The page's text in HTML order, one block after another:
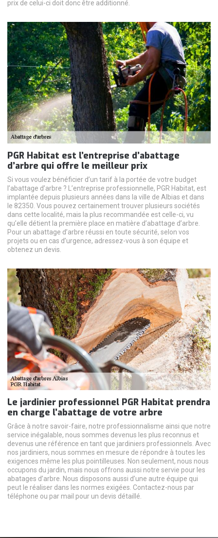
prix de celui-ci doit donc être additionné.
PGR Habitat est l’entreprise d’abattage
d’arbre qui offre le meilleur prix
Si vous voulez bénéficier d’un tarif à la portée de votre budget
l’abattage d’arbre ? L’entreprise professionnelle, PGR Habitat, est
implantée depuis plusieurs années dans la ville de Albias et dans
le 82350. Vous pouvez certainement trouver plusieurs sociétés
dans cette localité, mais la plus recommandée est celle-ci, vu
qu’elle détient la première place en matière d’abattage d’arbre.
Pour un abattage d’arbre réussi en toute sécurité, selon vos
projets ou en cas d’urgence, adressez-vous à son équipe et
obtenez un devis.
Le jardinier professionnel PGR Habitat prendra
en charge l’abattage de votre arbre
Grâce à notre savoir-faire, notre professionnalisme ainsi que notre
service inégalable, nous sommes devenus les plus reconnus et
devenus une référence en tant que jardiniers professionnels. Avec
nos jardiniers, nous sommes en mesure de répondre à toutes les
exigences même les plus pointilleuses. Non seulement, nous nous
occupons du jardin, mais nous offrons aussi notre servie pour les
abatages d’arbre. Nous disposons aussi d’une autre équipe qui
peut le réaliser dans les normes exigées. Contactez-nous par
téléphone ou par mail pour un devis détaillé.